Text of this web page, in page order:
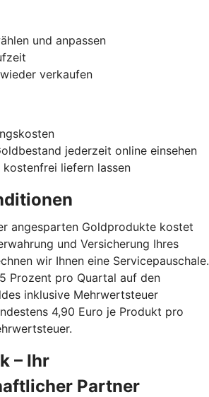
und anpassen
verkaufen
jederzeit online einsehen
liefern lassen
angesparten Goldprodukte kostet
und Versicherung Ihres
wir Ihnen eine Servicepauschale.
Prozent pro Quartal auf den
inklusive Mehrwertsteuer
4,90 Euro je Produkt pro
– Ihr
Partner